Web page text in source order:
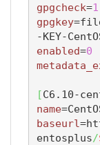
gpgcheck=1
gpgkey
-KEY-
enabled=0
[C6.10-
name
baseurl
entosplus/